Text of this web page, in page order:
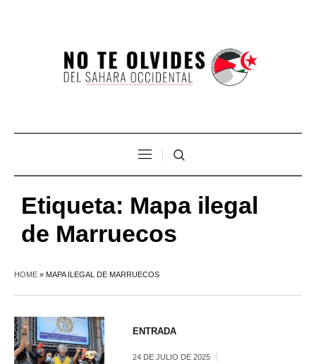
Etiqueta: Mapa ilegal
de Marruecos
HOME » MAPA ILEGAL DE MARRUECOS
ENTRADA
24 DE JULIO DE 2025